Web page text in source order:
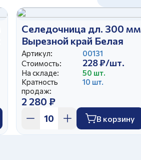
Селедочница дл. 300 мм
Вырезной край Белая
Артикул:
00131
Стоимость:
228 ₽/шт.
На складе:
50 шт.
Кратность
продаж:
10 шт.
2 280 ₽
В корзину